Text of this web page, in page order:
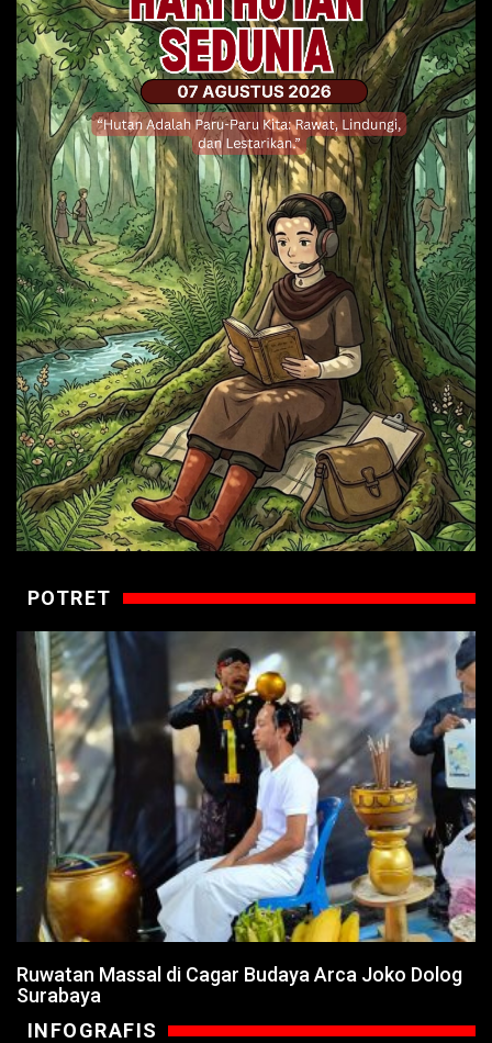
POTRET
Ruwatan Massal di Cagar Budaya Arca Joko Dolog
Surabaya
INFOGRAFIS